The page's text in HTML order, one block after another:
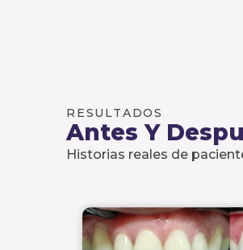
RESULTADOS
Antes Y
Historias reales de